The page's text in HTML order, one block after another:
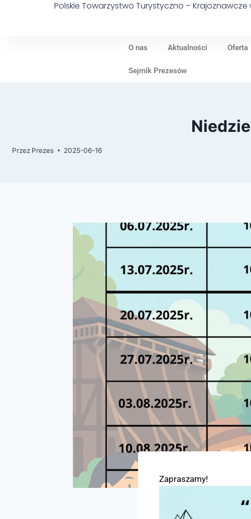
Polskie Towarzystwo Turystyczno – Krajoznawcze
O nas Aktualności Oferta
Sejmik Prezesów
Przez Prezes 2025-06-16
Zapraszamy!